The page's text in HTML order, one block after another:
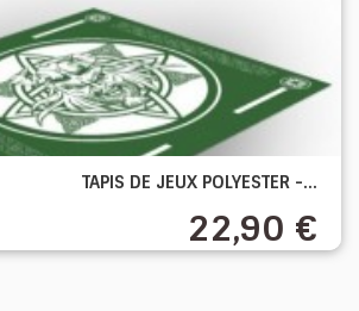
TAPIS DE JEUX POLYESTER -...
22,90 €